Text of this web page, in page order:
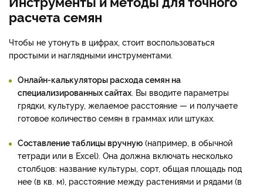
расчета семян
Чтобы не утонуть в цифрах, стоит воспользоваться
простыми и наглядными инструментами.
Онлайн-калькуляторы расхода семян на
специализированных сайтах . Вы вводите параметры
грядки, культуру, желаемое расстояние — и получаете
готовое количество семян в граммах или штуках.
Составление таблицы вручную (например, в обычной
тетради или в Excel). Она должна включать несколько
столбцов: название культуры, сорт, общая площадь под
нее (в кв. м), расстояние между растениями и рядами (в